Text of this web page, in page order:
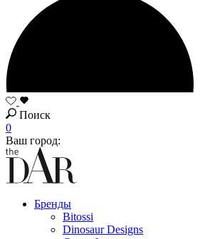
Поиск
0
Ваш город:
Бренды
Bitossi
Dinosaur Designs